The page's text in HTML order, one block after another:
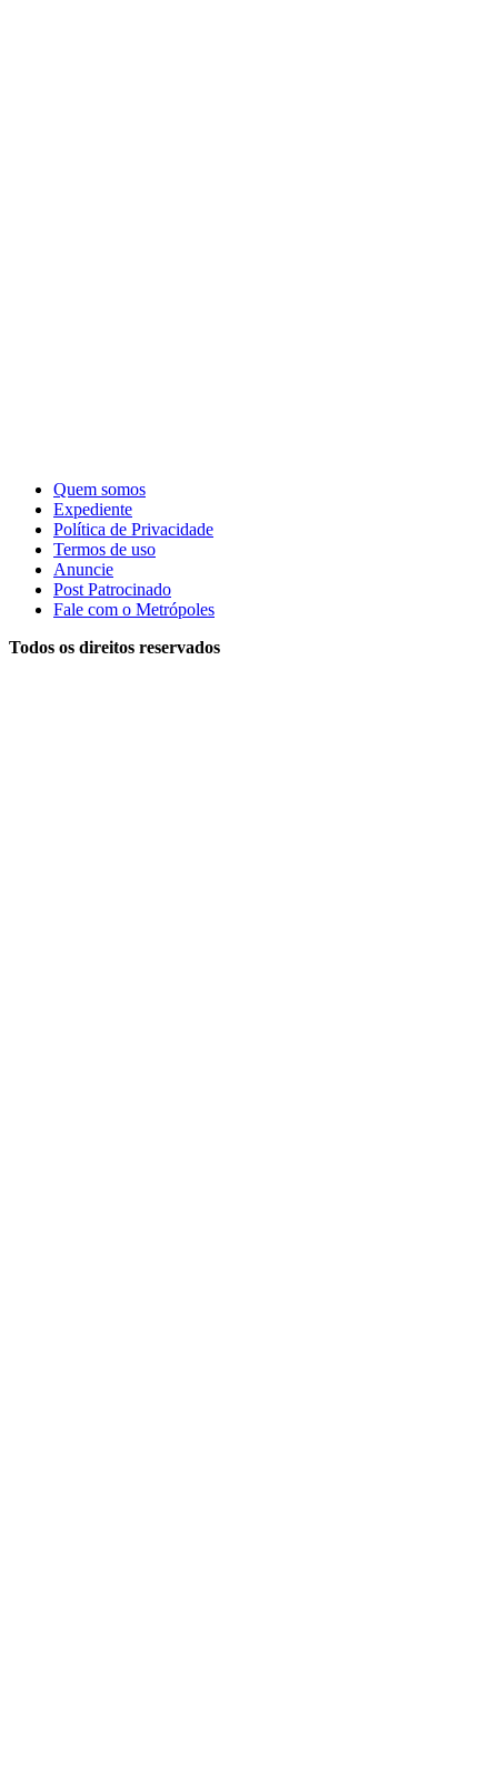
Quem somos
Expediente
Política de Privacidade
Termos de uso
Anuncie
Post Patrocinado
Fale com o Metrópoles
Todos os direitos reservados